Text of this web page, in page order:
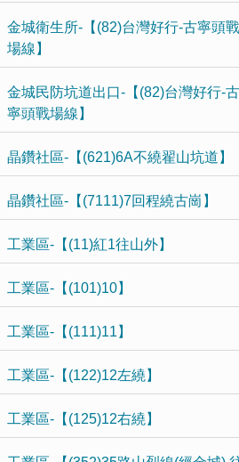
金城衛生所-【(82)台灣好行-古寧頭戰
場線】
金城民防坑道出口-【(82)台灣好行-古
寧頭戰場線】
晶鑽社區-【(621)6A不繞翟山坑道】
晶鑽社區-【(7111)7回程繞古崗】
工業區-【(11)紅1往山外】
工業區-【(101)10】
工業區-【(111)11】
工業區-【(122)12左繞】
工業區-【(125)12右繞】